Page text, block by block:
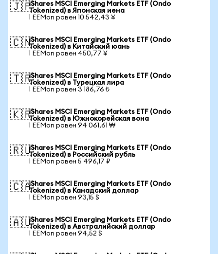
🇯🇵iShares MSCI Emerging Markets ETF (Ondo
Tokenized) в Японская иена
1 EEMon равен 10 542,43 ¥
🇨🇳iShares MSCI Emerging Markets ETF (Ondo
Tokenized) в Китайский юань
1 EEMon равен 450,77 ¥
🇹🇷iShares MSCI Emerging Markets ETF (Ondo
Tokenized) в Турецкая лира
1 EEMon равен 3 186,76 ₺
🇰🇷iShares MSCI Emerging Markets ETF (Ondo
Tokenized) в Южнокорейская вона
1 EEMon равен 94 061,61 ₩
🇷🇺iShares MSCI Emerging Markets ETF (Ondo
Tokenized) в Российский рубль
1 EEMon равен 5 496,17 ₽
🇨🇦iShares MSCI Emerging Markets ETF (Ondo
Tokenized) в Канадский доллар
1 EEMon равен 93,15 $
🇦🇺iShares MSCI Emerging Markets ETF (Ondo
Tokenized) в Австралийский доллар
1 EEMon равен 94,52 $